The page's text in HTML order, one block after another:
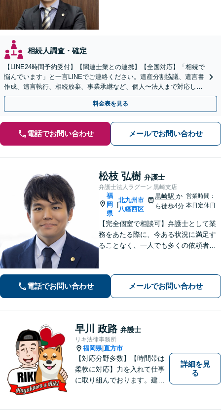
相続人調査・確定
【LINE24時間予約受付】【関連士業との連携】【全国対応】「相続で
悩んでいます」と一言LINEでご連絡ください。遺産分割協議、遺言書
作成、遺言執行、相続放棄、事業承継など、個人〜法人まで対応しま
す。関連士業との連携でワンストップ解決！
料金表を見る
電話でお問い合わせ メールでお問い合わせ
松枝 弘樹 弁護士
弁護士法人ラグーン 黒崎支店
福
岡
県
|
北九州市
八幡西区
黒崎駅 か
ら徒歩4分
営業時間：
本日定休日
【完全個室で相談可】弁護士として業
務をあたる際に、今ある状況に満足す
ることなく、一人でも多くの依頼者の
ての法的な支援を丁寧に行えるよう心
掛け、日々努力を重ねていきます。
電話でお問い合わせ メールでお問い合わせ
早川 政路 弁護士
リキ法律事務所
福岡県|直方市
【対応分野多数】【時間帯は
柔軟に対応】力を入れて仕事
に取り組んでおります。建築
／行政事件／遺言・相続など
詳細を見
る